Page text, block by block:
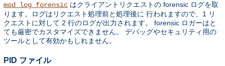
mod_log_forensic はクライアントリクエストの forensic ログを取
ります。ログはリクエスト処理前と処理後に 行われますので、1 リ
クエストに対して 2 行のログが出力されます。 forensic ロガーはと
ても厳密でカスタマイズできません。 デバッグやセキュリティ用の
ツールとして有効かもしれません。
PID ファイル